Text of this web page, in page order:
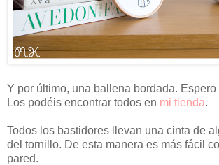
Y por último, una ballena bordada. Espero
Los podéis encontrar todos en mi tienda.
Todos los bastidores llevan una cinta de
del tornillo. De esta manera es más fácil
pared.